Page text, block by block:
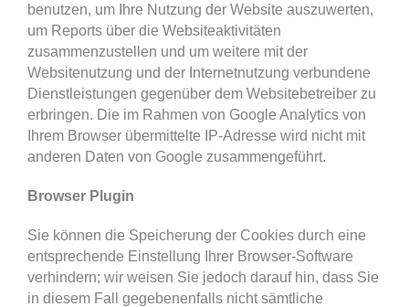
benutzen, um Ihre Nutzung der Website auszuwerten,
um Reports über die Websiteaktivitäten
zusammenzustellen und um weitere mit der
Websitenutzung und der Internetnutzung verbundene
Dienstleistungen gegenüber dem Websitebetreiber zu
erbringen. Die im Rahmen von Google Analytics von
Ihrem Browser übermittelte IP-Adresse wird nicht mit
anderen Daten von Google zusammengeführt.
Browser Plugin
Sie können die Speicherung der Cookies durch eine
entsprechende Einstellung Ihrer Browser-Software
verhindern; wir weisen Sie jedoch darauf hin, dass Sie
in diesem Fall gegebenenfalls nicht sämtliche